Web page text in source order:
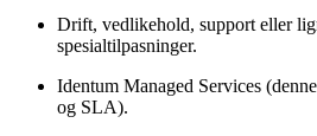
Drift, vedlikehold, support eller
spesialtilpasninger.
Identum Managed Services
og SLA).